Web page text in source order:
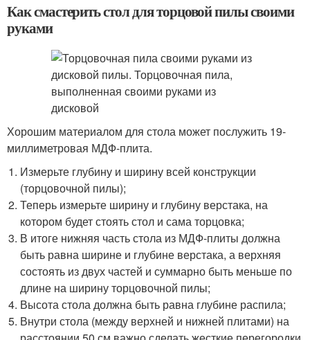
Как смастерить стол для торцовой пилы своими
руками
Хорошим материалом для стола может послужить 19-
миллиметровая МДФ-плита.
Измерьте глубину и ширину всей конструкции
(торцовочной пилы);
Теперь измерьте ширину и глубину верстака, на
котором будет стоять стол и сама торцовка;
В итоге нижняя часть стола из МДФ-плиты должна
быть равна ширине и глубине верстака, а верхняя
состоять из двух частей и суммарно быть меньше по
длине на ширину торцовочной пилы;
Высота стола должна быть равна глубине распила;
Внутри стола (между верхней и нижней плитами) на